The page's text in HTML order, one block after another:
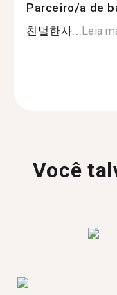
Parceiro/a de
친벌한사...Leia
Você